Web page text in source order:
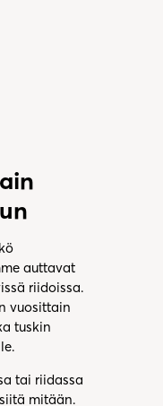
auttavat
riidoissa.
vuosittain
tuskin
tai riidassa
mitään.